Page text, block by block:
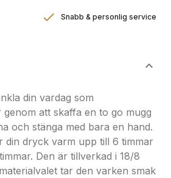
Snabb & personlig service
din vardag som
att skaffa en to go mugg
och stänga med bara en hand.
din dryck varm upp till 6 timmar
Den är tillverkad i 18/8
tar den varken smak